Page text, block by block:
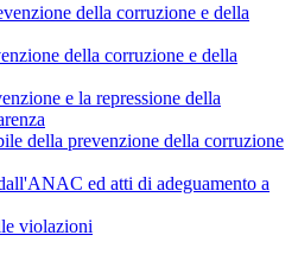
della corruzione e della
della corruzione e della
e la repressione della
della prevenzione della corruzione
ed atti di adeguamento a
violazioni